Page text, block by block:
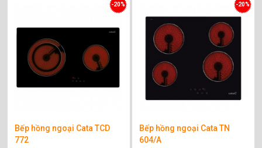
Bếp hồng ngoại Cata TCD
772
-20%
Bếp hồng ngoại Cata TN
604/A
-20%